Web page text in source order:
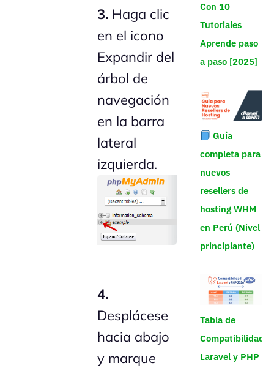
3. Haga clic
en el icono
Expandir del
árbol de
navegación
en la barra
lateral
izquierda.
4.
Desplácese
hacia abajo
y marque
Con 10
Tutoriales
Aprende paso
a paso [2025]
Guía
completa para
nuevos
resellers de
hosting WHM
en Perú (Nivel
principiante)
Tabla de
Compatibilidad
Laravel y PHP